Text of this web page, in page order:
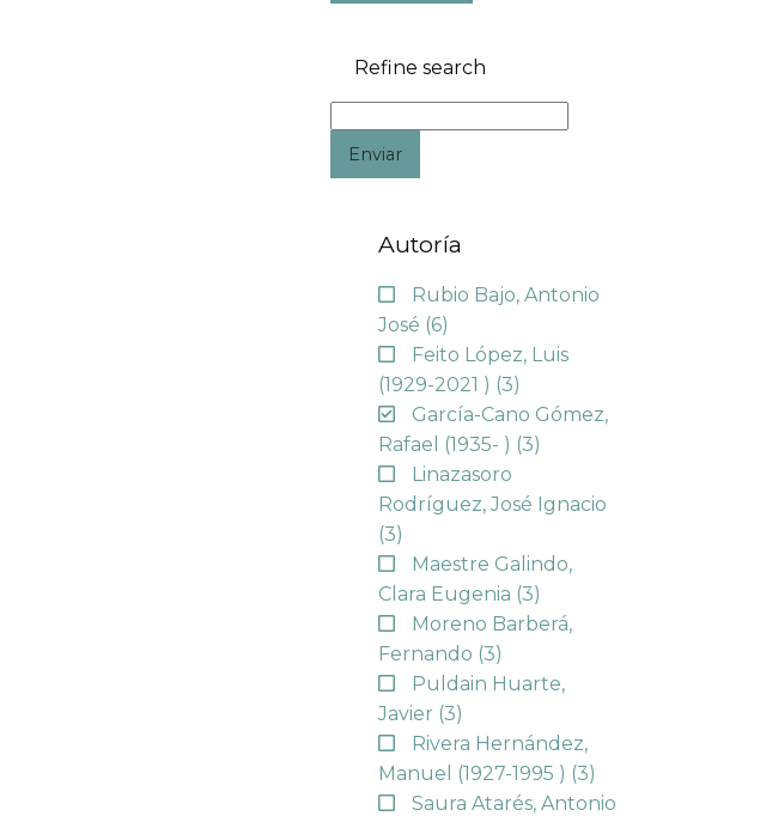
Refine search
Enviar
Autoría
Rubio Bajo, Antonio
José (6)
Feito López, Luis
(1929-2021 ) (3)
García-Cano Gómez,
Rafael (1935- ) (3)
Linazasoro
Rodríguez, José Ignacio
(3)
Maestre Galindo,
Clara Eugenia (3)
Moreno Barberá,
Fernando (3)
Puldain Huarte,
Javier (3)
Rivera Hernández,
Manuel (1927-1995 ) (3)
Saura Atarés, Antonio